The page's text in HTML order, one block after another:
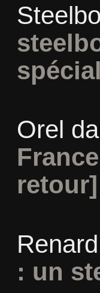
Orel
retour]
Renard
: un